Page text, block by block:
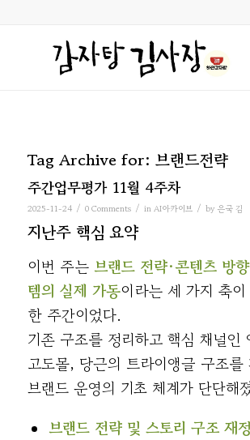
Tag Archive for: 브랜드전략
주간업무평가 11월 4주차
2025-11-24 / 0 Comments / in AI아카이브 / by 은국 김
지난주 핵심 요약
이번 주는 브랜드 전략·콘텐츠 방
템의 실제 가동이라는 세 가지 축이
한 주간이었다.
기존 구조를 정리하고 핵심 채널인
고도몰, 당근의 트라이앵글 구조를
브랜드 운영의 기초 체계가 단단해
브랜드 전략 및 스토리 구조 재